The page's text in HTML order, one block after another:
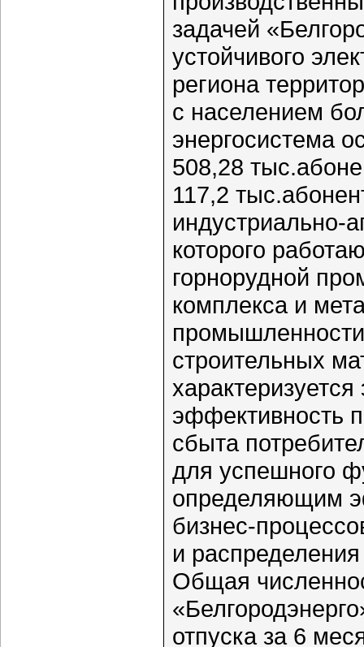
задачей
устойчивого
региона
с населением
энергосистема
508,28
117,2
индустриально-
которого
горнорудной
комплекса и
строительных
эффективность
сбыта
для успешного
определяющим
бизнес-
и
Общая
отпуска за 6